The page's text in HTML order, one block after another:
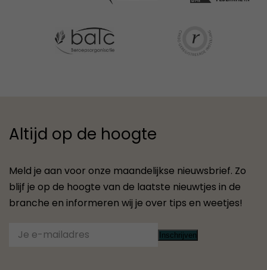
Altijd op de hoogte
Meld je aan voor onze maandelijkse nieuwsbrief. Zo
blijf je op de hoogte van de laatste nieuwtjes in de
branche en informeren wij je over tips en weetjes!
Inschrijven